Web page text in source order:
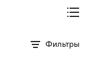
Фильтры